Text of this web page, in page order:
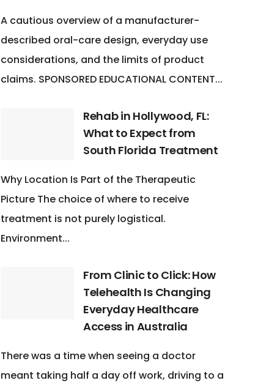
A cautious overview of a manufacturer-
described oral-care design, everyday use
considerations, and the limits of product
claims. SPONSORED EDUCATIONAL CONTENT...
Rehab in Hollywood, FL:
What to Expect from
South Florida Treatment
Why Location Is Part of the Therapeutic
Picture The choice of where to receive
treatment is not purely logistical.
Environment...
From Clinic to Click: How
Telehealth Is Changing
Everyday Healthcare
Access in Australia
There was a time when seeing a doctor
meant taking half a day off work, driving to a